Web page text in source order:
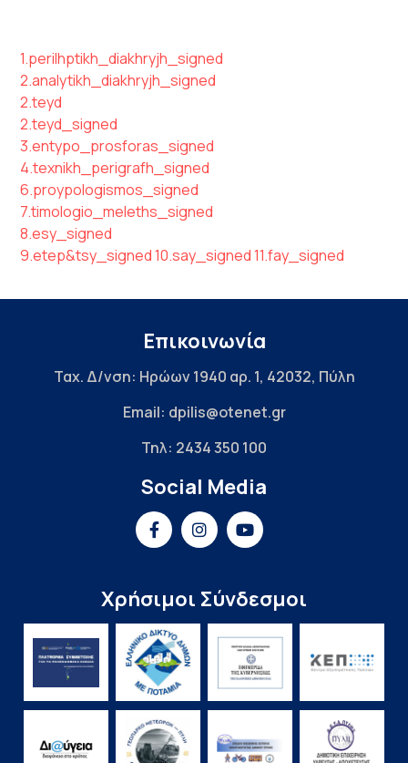
1.perilhptikh_diakhryjh_signed
2.analytikh_diakhryjh_signed
2.teyd
2.teyd_signed
3.entypo_prosforas_signed
4.texnikh_perigrafh_signed
6.proypologismos_signed
7.timologio_meleths_signed
8.esy_signed
9.etep&tsy_signed 10.say_signed 11.fay_signed
Επικοινωνία
Ταχ. Δ/νση: Ηρώων 1940 αρ. 1, 42032, Πύλη
Email: dpilis@otenet.gr
Τηλ: 2434 350 100
Social Media
Χρήσιμοι Σύνδεσμοι